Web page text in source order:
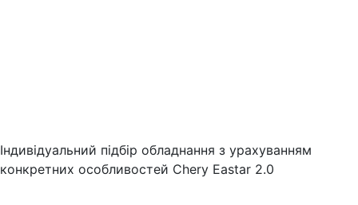
Індивідуальний підбір обладнання з урахуванням
конкретних особливостей Chery Eastar 2.0